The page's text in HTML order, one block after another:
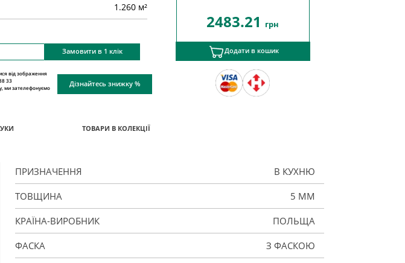
1.260 м²
Замовити в 1 клік
2483.21 грн
Додати в кошик
від зображення
33
ми зателефонуємо
Дізнайтесь знижку %
ТОВАРИ В КОЛЕКЦІЇ
ПРИЗНАЧЕННЯ В КУХНЮ
ТОВЩИНА 5 ММ
КРАЇНА-ВИРОБНИК ПОЛЬЩА
ФАСКА З ФАСКОЮ